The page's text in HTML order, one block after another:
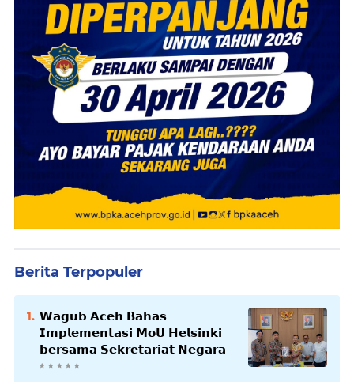
Berita Terpopuler
𝗪𝗮𝗴𝘂𝗯 𝗔𝗰𝗲𝗵 𝗕𝗮𝗵𝗮𝘀
𝗜𝗺𝗽𝗹𝗲𝗺𝗲𝗻𝘁𝗮𝘀𝗶 𝗠𝗼𝗨 𝗛𝗲𝗹𝘀𝗶𝗻𝗸𝗶
𝗯𝗲𝗿𝘀𝗮𝗺𝗮 𝗦𝗲𝗸𝗿𝗲𝘁𝗮𝗿𝗶𝗮𝘁 𝗡𝗲𝗴𝗮𝗿𝗮